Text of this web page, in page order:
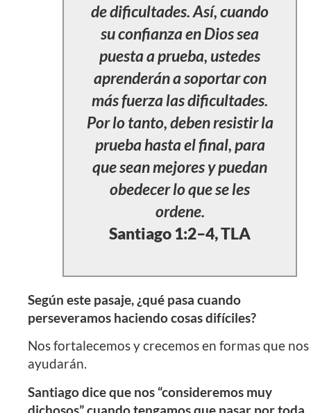
de dificultades. Así, cuando
su confianza en Dios sea
puesta a prueba, ustedes
aprenderán a soportar con
más fuerza las dificultades.
Por lo tanto, deben resistir la
prueba hasta el final, para
que sean mejores y puedan
obedecer lo que se les
ordene.
Santiago 1:2–4, TLA
Según este pasaje, ¿qué pasa cuando
perseveramos haciendo cosas difíciles?
Nos fortalecemos y crecemos en formas que nos
ayudarán.
Santiago dice que nos “consideremos muy
dichosos” cuando tengamos que pasar por toda